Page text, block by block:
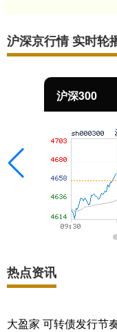
沪深京行情 实时轮
北证50
热点资讯
大盈家 可转债发行节